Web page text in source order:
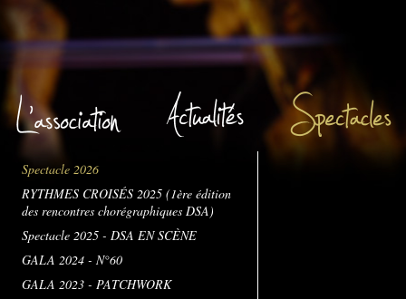
Spectacle 2026
RYTHMES CROISÉS 2025 (1ère édition
des rencontres chorégraphiques DSA)
Spectacle 2025 - DSA EN SCÈNE
GALA 2024 - N°60
GALA 2023 - PATCHWORK